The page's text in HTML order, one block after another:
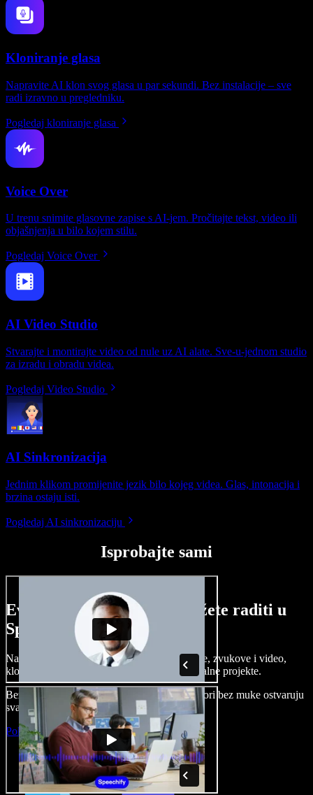
Kloniranje glasa
Napravite AI klon svog glasa u par sekundi. Bez instalacije – sve
radi izravno u pregledniku.
Pogledaj kloniranje glasa
Voice Over
U trenu snimite glasovne zapise s AI-jem. Pročitajte tekst, video ili
objašnjenja u bilo kojem stilu.
Pogledaj Voice Over
AI Video Studio
Stvarajte i montirajte video od nule uz AI alate. Sve-u-jednom studio
za izradu i obradu videa.
Pogledaj Video Studio
AI Sinkronizacija
Jednim klikom promijenite jezik bilo kojeg videa. Glas, intonacija i
brzina ostaju isti.
Pogledaj AI sinkronizaciju
Isprobajte sami
Evo malog pregleda što možete raditi u
Speechify Studiju.
Napravite voice overe, dodajte besplatne slike, zvukove i video,
klonirajte svoj glas i složite sjajne audio-vizualne projekte.
Bez učenja i sve dostupno u pregledniku, autori bez muke ostvaruju
svaku kreativnu ideju.
Pokreni Studio